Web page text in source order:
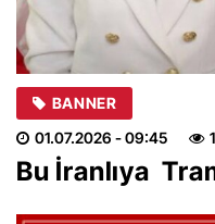
BANNER
01.07.2026 - 09:45
Bu İranlıya